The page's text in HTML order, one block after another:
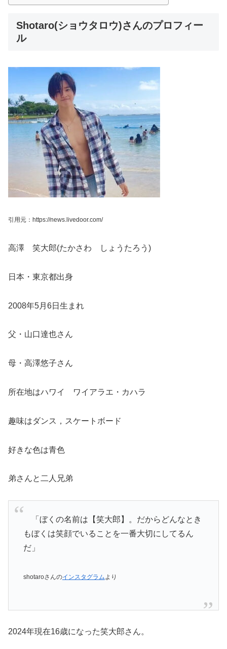
Shotaro(ショウタロウ)さんのプロフィー
ル
引用元：https://news.livedoor.com/
高澤 笑大郎(たかさわ しょうたろう)
日本・東京都出身
2008年5月6日生まれ
父・山口達也さん
母・高澤悠子さん
所在地はハワイ ワイアラエ・カハラ
趣味はダンス，スケートボード
好きな色は青色
弟さんと二人兄弟
「ぼくの名前は【笑大郎】。だからどんなとき
もぼくは笑顔でいることを一番大切にしてるん
だ」
shotaroさんのインスタグラムより
2024年現在16歳になった笑大郎さん。